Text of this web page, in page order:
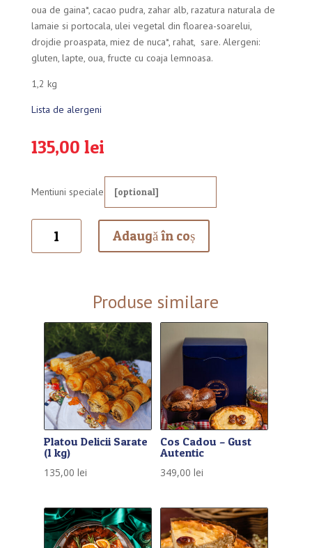
oua de gaina*, cacao pudra, zahar alb, razatura naturala de
lamaie si portocala, ulei vegetal din floarea-soarelui,
drojdie proaspata, miez de nuca*, rahat, sare. Alergeni:
gluten, lapte, oua, fructe cu coaja lemnoasa.
1,2 kg
Lista de alergeni
135,00 lei
Mentiuni speciale
Cozonac
rahat
Adaugă în coș
Produse similare
Platou Delicii Sarate
(1 kg)
135,00 lei
Cos Cadou – Gust
Autentic
349,00lei